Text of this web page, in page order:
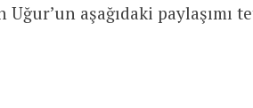
aşağıdaki paylaşımı